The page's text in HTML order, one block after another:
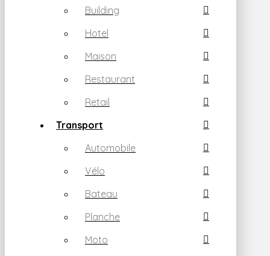
Building
Hotel
Maison
Restaurant
Retail
Transport
Automobile
Vélo
Bateau
Planche
Moto